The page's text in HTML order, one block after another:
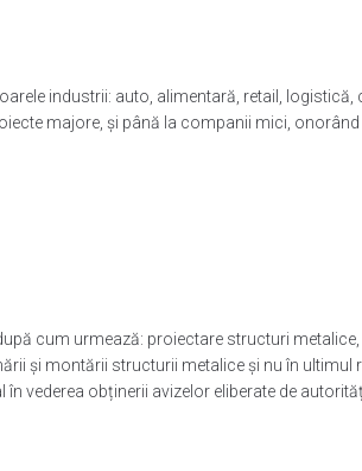
industrii: auto, alimentară, retail,
majore, și până la companii mici,
cum urmează: proiectare structuri
și montării structurii metalice și nu în
vederea obținerii avizelor eliberate de